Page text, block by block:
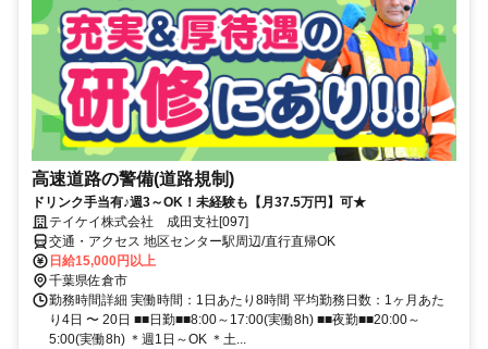
高速道路の警備(道路規制)
ドリンク手当有♪週3～OK！未経験も【月37.5万円】可★
テイケイ株式会社 成田支社[097]
交通・アクセス 地区センター駅周辺/直行直帰OK
日給15,000円以上
千葉県佐倉市
勤務時間詳細 実働時間：1日あたり8時間 平均勤務日数：1ヶ月あた
り4日 〜 20日 ■■日勤■■8:00～17:00(実働8h) ■■夜勤■■20:00～
5:00(実働8h) ＊週1日～OK ＊土...